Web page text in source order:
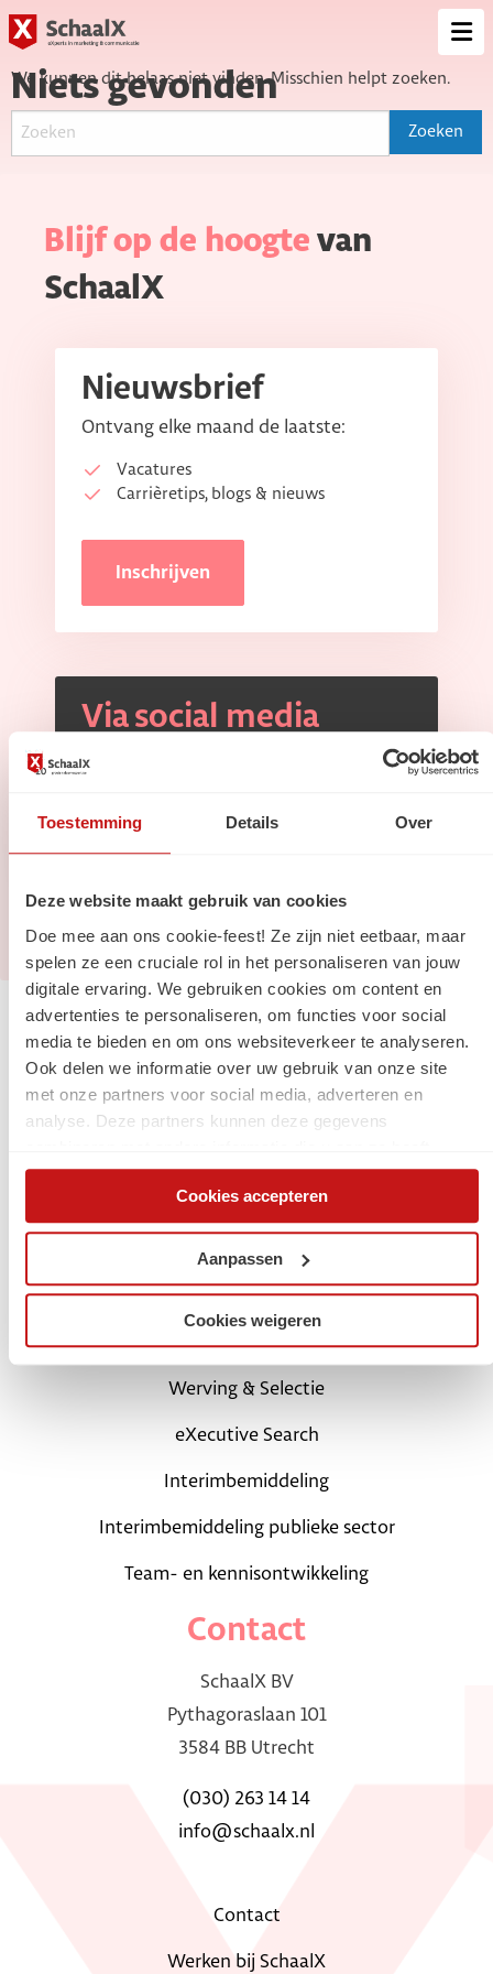
Toestemming Details Over
Deze website maakt gebruik van cookies
Doe mee aan ons cookie-feest! Ze zijn niet eetbaar, maar
spelen ze een cruciale rol in het personaliseren van jouw
digitale ervaring. We gebruiken cookies om content en
advertenties te personaliseren, om functies voor social
media te bieden en om ons websiteverkeer te analyseren.
Ook delen we informatie over uw gebruik van onze site
met onze partners voor social media, adverteren en
analyse. Deze partners kunnen deze gegevens
verstrekt of die ze hebben verzameld op basis van uw
gebruik van hun services. Via de cookieverklaring op onze
website kunt u uw toestemming op elk moment wijzigen of
Cookies accepteren
Aanpassen
Cookies weigeren
Niets gevonden
We kunnen dit helaas niet vinden. Misschien helpt zoeken.
Blijf op de hoogte van
SchaalX
Nieuwsbrief
Ontvang elke maand de laatste:
Vacatures
Carrièretips, blogs & nieuws
Inschrijven
Via social media
Volg ons opInstagram
Jouw carrière
Start met een digital traineeship
Login Mijn SchaalX
Voor opdrachtgevers
SchaalX professionals
Werving & Selectie
eXecutive Search
Interimbemiddeling
Interimbemiddeling publieke sector
Team- en kennisontwikkeling
Contact
SchaalX BV
Pythagoraslaan 101
3584 BB Utrecht
(030) 263 14 14
info@schaalx.nl
Contact
Werken bij SchaalX